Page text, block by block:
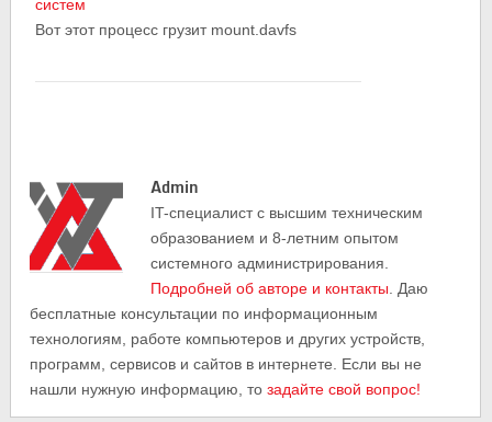
систем
Вот этот процесс грузит mount.davfs
Admin
IT-cпециалист с высшим техническим
образованием и 8-летним опытом
системного администрирования.
Подробней об авторе и контакты . Даю
бесплатные консультации по информационным
технологиям, работе компьютеров и других устройств,
программ, сервисов и сайтов в интернете. Если вы не
нашли нужную информацию, тозадайте свой вопрос!